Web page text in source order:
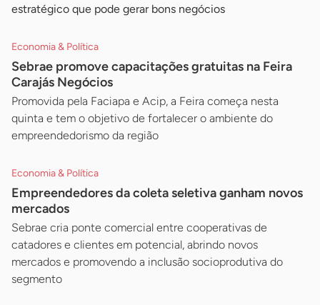
estratégico que pode gerar bons negócios
Economia & Política
Sebrae promove capacitações gratuitas na Feira
Carajás Negócios
Promovida pela Faciapa e Acip, a Feira começa nesta
quinta e tem o objetivo de fortalecer o ambiente do
empreendedorismo da região
Economia & Política
Empreendedores da coleta seletiva ganham novos
mercados
Sebrae cria ponte comercial entre cooperativas de
catadores e clientes em potencial, abrindo novos
mercados e promovendo a inclusão socioprodutiva do
segmento